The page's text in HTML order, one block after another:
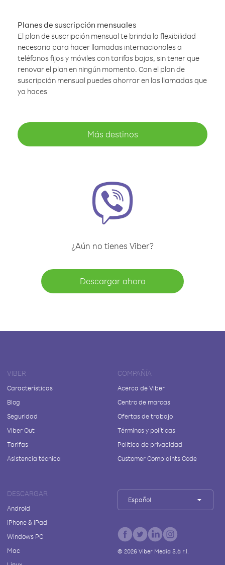
Planes de suscripción mensuales
El plan de suscripción mensual te brinda la flexibilidad
necesaria para hacer llamadas internacionales a
teléfonos fijos y móviles con tarifas bajas, sin tener que
renovar el plan en ningún momento. Con el plan de
suscripción mensual puedes ahorrar en las llamadas que
ya haces
Más destinos
¿Aún no tienes Viber?
Descargar ahora
VIBER
Características
Blog
Seguridad
Viber Out
Tarifas
Asistencia técnica
COMPAÑÍA
Acerca de Viber
Centro de marcas
Ofertas de trabajo
Términos y políticas
Política de privacidad
Customer Complaints Code
DESCARGAR
Android
iPhone & iPad
Windows PC
Mac
Español
© 2026Viber Media S.à r.l.